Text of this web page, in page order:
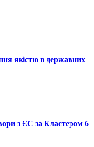
якістю в державних
з ЄС за Кластером 6